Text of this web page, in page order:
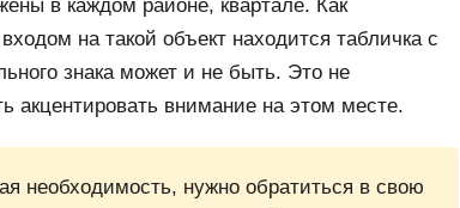
в каждом районе, квартале. Как
на такой объект находится табличка с
знака может и не быть. Это не
акцентировать внимание на этом месте.
необходимость, нужно обратиться в свою